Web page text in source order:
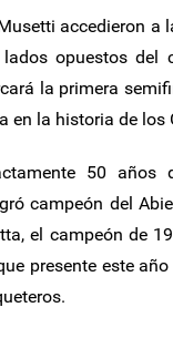
accedieron a
opuestos del
la primera
en la historia de los
50 años
campeón del
el campeón de
presente este